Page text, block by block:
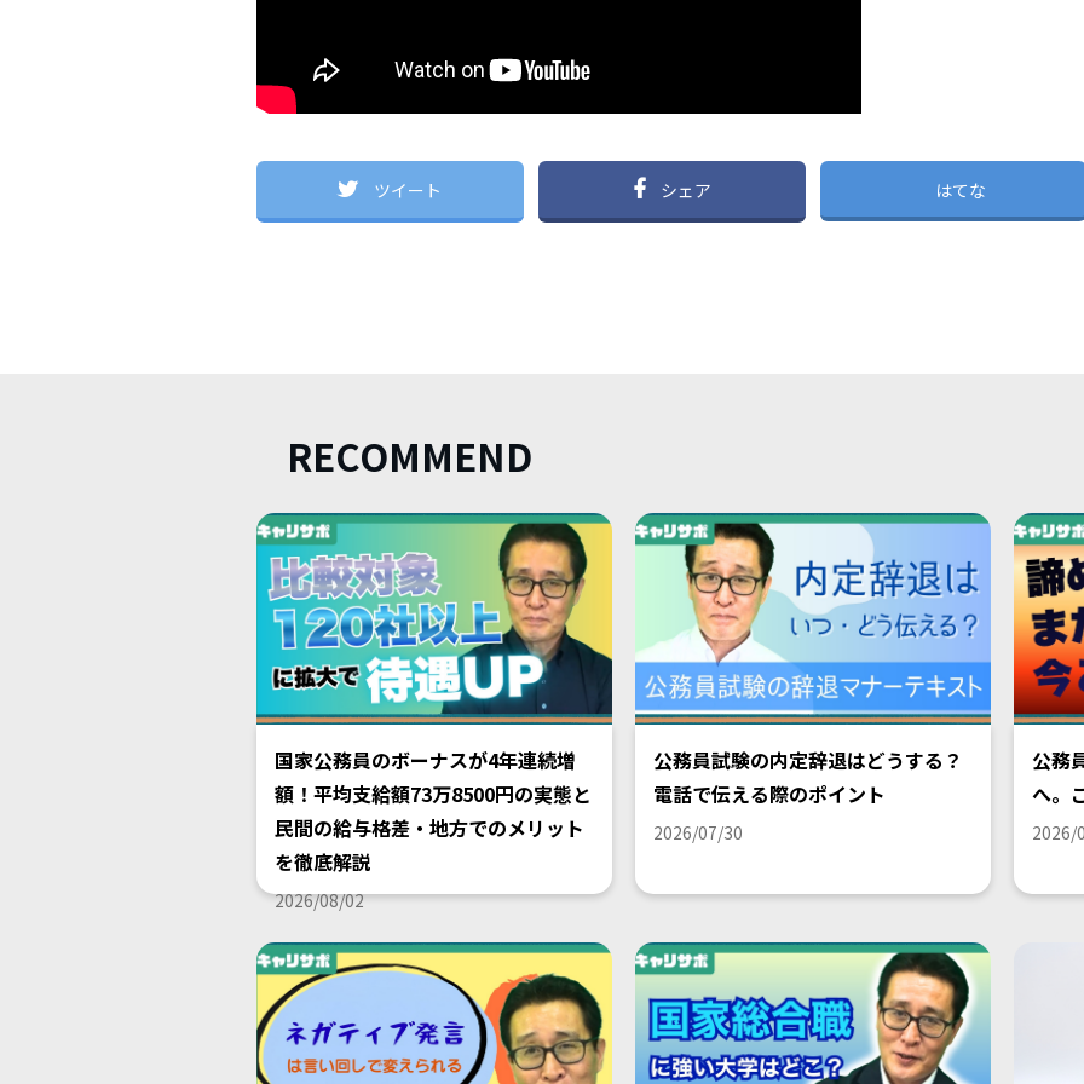
ツイート シェア はてな
RECOMMEND
国家公務員のボーナスが4年連続増
額！平均支給額73万8500円の実態と
民間の給与格差・地方でのメリット
を徹底解説
2026/08/02
公務員試験の内定辞退はどうする？
電話で伝える際のポイント
2026/07/30
公務
へ。
2026/